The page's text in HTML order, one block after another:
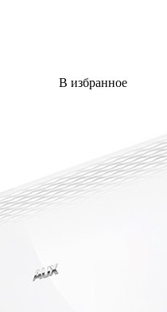
В избранное